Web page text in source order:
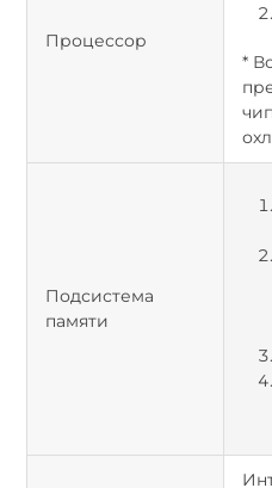
Процессор
*
Подсистема
памяти